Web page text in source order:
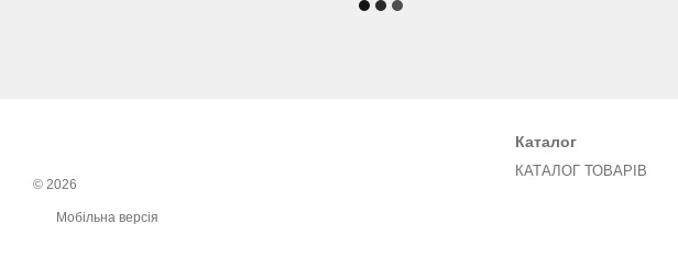
© 2026
Мобільна версія
Каталог
КАТАЛОГ ТОВАРІВ